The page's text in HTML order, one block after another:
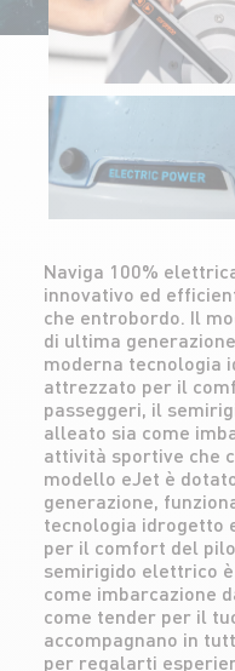
Naviga 100%
innovativo ed
che entrobordo. Il
di ultima
moderna tecnologia
attrezzato per il
passeggeri, il
alleato sia come
attività sportive che
modello eJet è
generazione,
tecnologia idrogetto
per il comfort del
semirigido elettrico
come imbarcazione
come tender per il
accompagnano in
per regalarti